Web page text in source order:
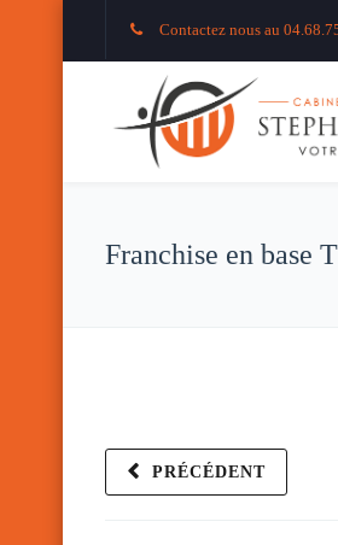
Contactez nous au
Franchise en base
PRÉCÉDENT